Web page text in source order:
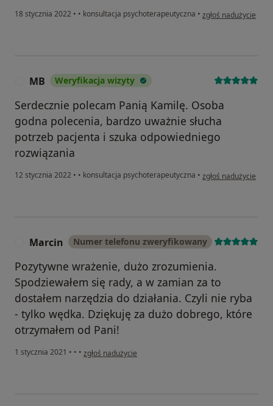
18 stycznia 2022 • • konsultacja psychoterapeutyczna • w opinii użytkownika
zgłoś nadużycie
MB Weryfikacja wizyty
Serdecznie polecam Panią Kamilę. Osoba
godna polecenia, bardzo uważnie słucha
potrzeb pacjenta i szuka odpowiedniego
rozwiązania
12 stycznia 2022 • • konsultacja psychoterapeutyczna • w opinii użytkownika
zgłoś nadużycie
Marcin Numer telefonu zweryfikowany
Pozytywne wrażenie, dużo zrozumienia.
Spodziewałem się rady, a w zamian za to
dostałem narzędzia do działania. Czyli nie ryba
- tylko wędka. Dziękuję za dużo dobrego, które
otrzymałem od Pani!
1 stycznia 2021 • • • w opinii użytkownika Marcin
zgłoś nadużycie